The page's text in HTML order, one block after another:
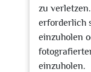
zu
erforderlich
einzuholen
einzuholen.